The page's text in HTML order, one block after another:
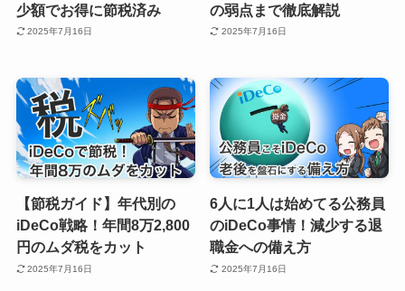
少額でお得に節税済み
2025年7月16日
の弱点まで徹底解説
2025年7月16日
【節税ガイド】年代別の
iDeCo戦略！年間8万2,800
円のムダ税をカット
2025年7月16日
6人に1人は始めてる公務員
のiDeCo事情！減少する退
職金への備え方
2025年7月16日